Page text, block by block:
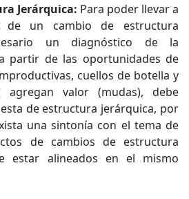
Jerárquica: Para poder llevar a
de un cambio de estructura
un diagnóstico de la
partir de las oportunidades de
cuellos de botella y
agregan valor (mudas), debe
de estructura jerárquica, por
una sintonía con el tema de
de cambios de estructura
estar alineados en el mismo